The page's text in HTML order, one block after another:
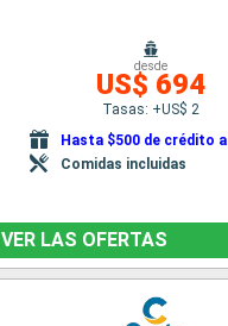
desde
US$ 694
Tasas: +US$ 2
Hasta $500 de crédito
Comidas incluidas
VER LAS OFERTAS